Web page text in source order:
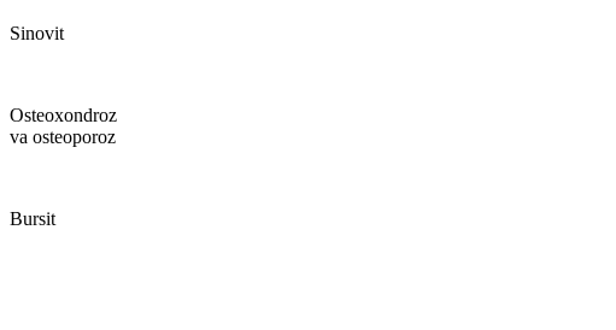
Sinovit
Osteoxondroz
va osteoporoz
Bursit